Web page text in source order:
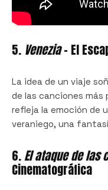
5. Venezia– El
La idea de un viaje
de las canciones más
refleja la emoción de
veraniego, una
6.El ataque de las
Cinematográfica